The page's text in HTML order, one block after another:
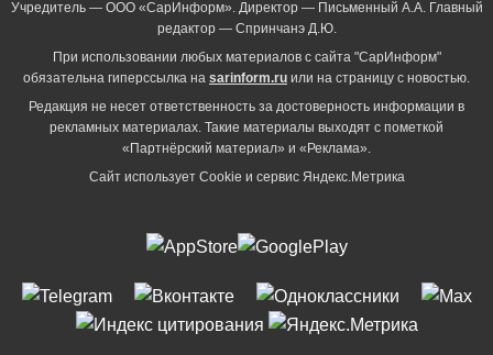
Учредитель — ООО «СарИнформ». Директор — Письменный А.А. Главный
редактор — Спринчанэ Д.Ю.
При использовании любых материалов с сайта "СарИнформ"
обязательна гиперссылка на sarinform.ru или на страницу с новостью.
Редакция не несет ответственность за достоверность информации в
рекламных материалах. Такие материалы выходят с пометкой
«Партнёрский материал» и «Реклама».
Сайт использует Cookie и сервиc Яндекс.Метрика